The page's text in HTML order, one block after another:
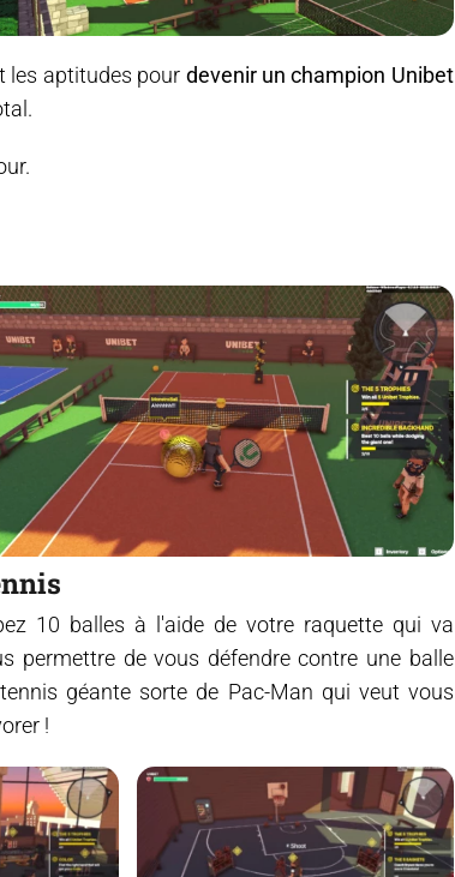
les aptitudes pour devenir un champion Unibet
10 balles à l'aide de votre raquette qui va
permettre de vous défendre contre une balle
géante sorte de Pac-Man qui veut vous
!